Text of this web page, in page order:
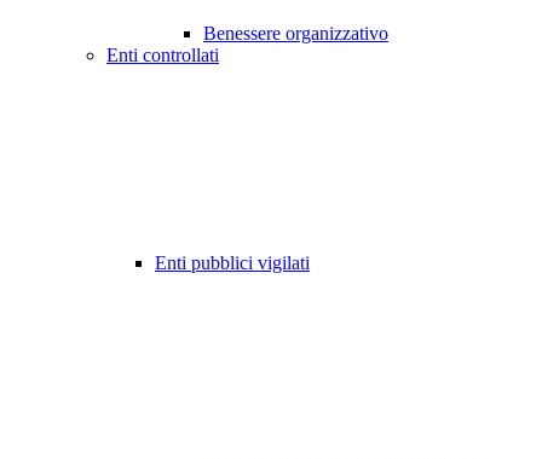
Benessere organizzativo
Enti controllati
Enti pubblici vigilati